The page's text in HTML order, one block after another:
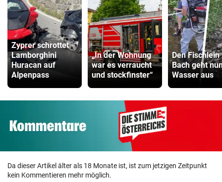
Zyprer schrottet
Lamborghini
Huracan auf
Alpenpass
„In der Wohnung
war es verraucht
und stockfinster“
Den Fischlein
Bach geht
Wasser aus
Da dieser Artikel älter als 18 Monate ist, ist zum jetzigen Zeitpunkt
kein Kommentieren mehr möglich.